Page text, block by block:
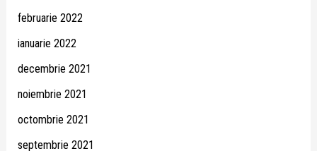
februarie 2022
ianuarie 2022
decembrie 2021
noiembrie 2021
octombrie 2021
septembrie 2021